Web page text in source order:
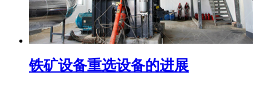
铁矿设备重选设备的进展